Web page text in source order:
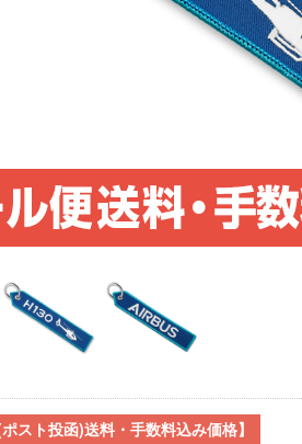
ポスト投函)送料・手数料込み価格】